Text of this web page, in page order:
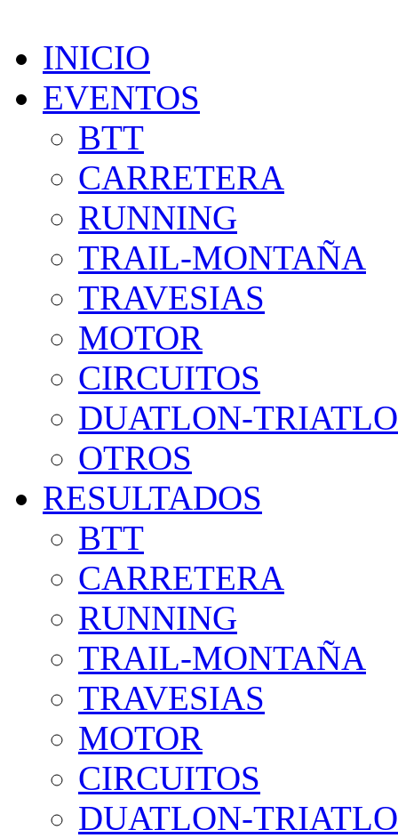
INICIO
EVENTOS
BTT
CARRETERA
RUNNING
TRAIL-MONTAÑA
TRAVESIAS
MOTOR
CIRCUITOS
DUATLON-
OTROS
RESULTADOS
BTT
CARRETERA
RUNNING
TRAIL-MONTAÑA
TRAVESIAS
MOTOR
CIRCUITOS
DUATLON-